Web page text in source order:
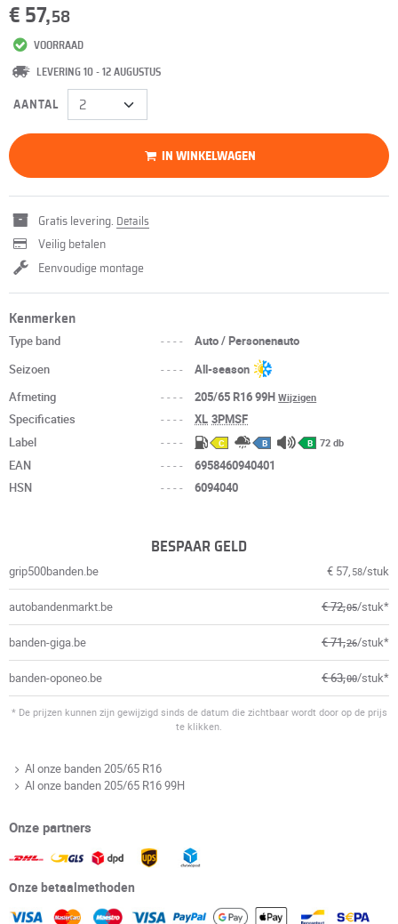
€ 57,58
VOORRAAD
LEVERING 10 - 12 AUGUSTUS
AANTAL
IN WINKELWAGEN
Gratis levering. Details
Veilig betalen
Eenvoudige montage
Kenmerken
Type band ----
Auto / Personenauto
Seizoen
----
All-season
Afmeting
---- 205/65 R16 99HWijzigen
Specificaties ---- XL 3PMSF
Label
---- C B B 72 db
EAN ----
6958460940401
HSN
---- 6094040
BESPAAR GELD
grip500banden.be € 57, 58/stuk
autobandenmarkt.be € 72,05/stuk*
banden-giga.be € 71,26/stuk*
banden-oponeo.be € 63,00/stuk*
* De prijzen kunnen zijn gewijzigd sinds de datum die zichtbaar wordt door op de prijs
te klikken.
Al onze banden 205/65 R16
Al onze banden 205/65 R16 99H
Onze partners
Onze betaalmethoden